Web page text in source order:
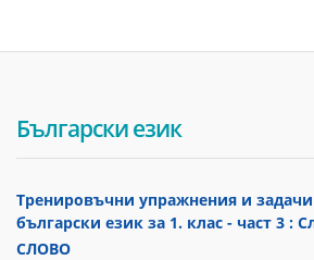
Български език
Тренировъчни упражнения и
български език за 1. клас - част 3 :
СЛОВО